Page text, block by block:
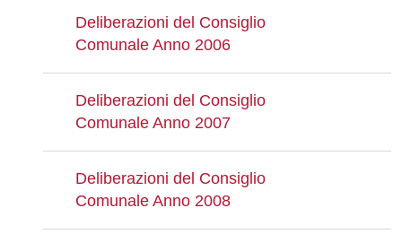
Deliberazioni del Consiglio
Comunale Anno 2006
Deliberazioni del Consiglio
Comunale Anno 2007
Deliberazioni del Consiglio
Comunale Anno 2008